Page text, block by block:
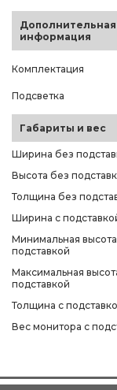
Дополнительная
информация
Комплектация
Подсветка
Габариты и вес
Ширина без
Высота без
Толщина без
Ширина с
Минимальная
подставкой
Максимальная
подставкой
Толщина с
Вес монитора с